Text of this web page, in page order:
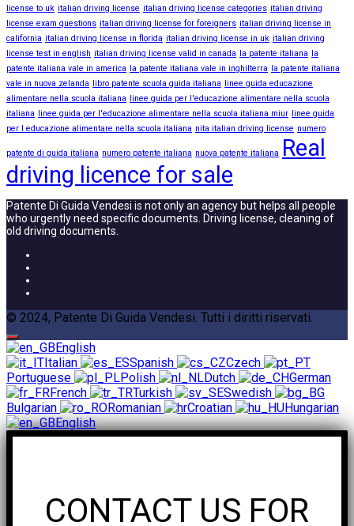
license to uk italian driving license italian driving license categories italian driving
license exam questions italian driving license for foreigners italian driving license in
california italian driving license in florida italian driving license in uk italian driving
license test in english italian driving license valid in canada la patente italiana
la
patente italiana vale in america
la patente italiana vale in inghilterra
la patente italiana
vale in nuova zelanda
libro patente scuola guida italiana
linee guida educazione
alimentare nella scuola italiana
linee guida per l'educazione alimentare nella scuola
italiana
linee guida per l'educazione alimentare nella scuola italiana miur linee guida
per l educazione alimentare nella scuola italiana nita italian driving license numero
patente di guida italiana numero patente italiana nuova patente italiana Real
driving licence for sale
Patente Di Guida Vendesi is not only an agency but helps all people
who urgently need specific documents. Driving license, cleaning of
old driving documents.
© 2024, Patente Di Guida Vendesi. Tutti i diritti riservati.
English
Italian
Spanish
Czech
Portuguese
Polish Dutch
German
French
Turkish
Swedish
Bulgarian
Romanian Croatian
Hungarian
English
CONTACT US FOR